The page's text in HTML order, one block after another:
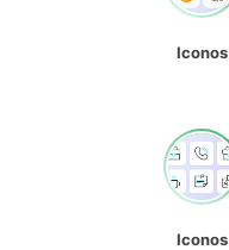
Iconos
Iconos